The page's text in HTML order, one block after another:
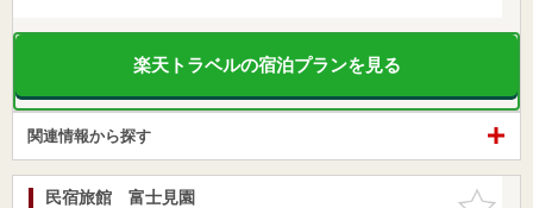
楽天トラベルの宿泊プランを見る
関連情報から探す
お気に入
民宿旅館 富士見園